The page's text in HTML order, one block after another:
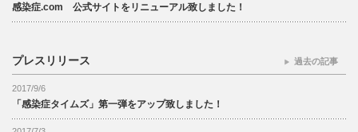
感染症.com 公式サイトをリニューアル致しました！
プレスリリース
2017/9/6
「感染症タイムズ」第一弾をアップ致しました！
過去の記事